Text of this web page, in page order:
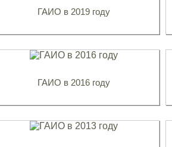
ГАИО в 2019 году
ГАИО в 2016 году